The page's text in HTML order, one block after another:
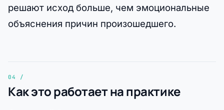
решают исход больше, чем эмоциональные
объяснения причин произошедшего.
Как это работает на практике